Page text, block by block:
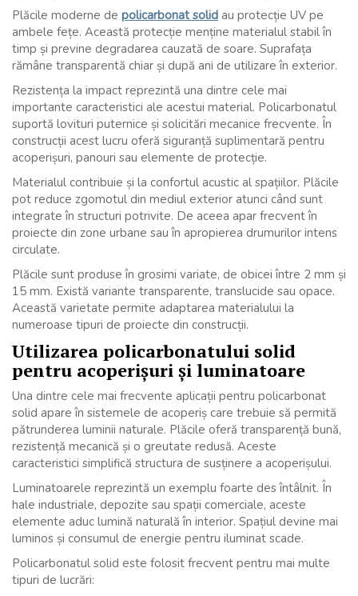
Plăcile moderne de policarbonat solid au protecție UV pe
ambele fețe. Această protecție menține materialul stabil în
timp și previne degradarea cauzată de soare. Suprafața
rămâne transparentă chiar și după ani de utilizare în exterior.
Rezistența la impact reprezintă una dintre cele mai
importante caracteristici ale acestui material. Policarbonatul
suportă lovituri puternice și solicitări mecanice frecvente. În
construcții acest lucru oferă siguranță suplimentară pentru
acoperișuri, panouri sau elemente de protecție.
Materialul contribuie și la confortul acustic al spațiilor. Plăcile
pot reduce zgomotul din mediul exterior atunci când sunt
integrate în structuri potrivite. De aceea apar frecvent în
proiecte din zone urbane sau în apropierea drumurilor intens
circulate.
Plăcile sunt produse în grosimi variate, de obicei între 2 mm și
15 mm. Există variante transparente, translucide sau opace.
Această varietate permite adaptarea materialului la
numeroase tipuri de proiecte din construcții.
Utilizarea policarbonatului solid
pentru acoperișuri și luminatoare
Una dintre cele mai frecvente aplicații pentru policarbonat
solid apare în sistemele de acoperiș care trebuie să permită
pătrunderea luminii naturale. Plăcile oferă transparență bună,
rezistență mecanică și o greutate redusă. Aceste
caracteristici simplifică structura de susținere a acoperișului.
Luminatoarele reprezintă un exemplu foarte des întâlnit. În
hale industriale, depozite sau spații comerciale, aceste
elemente aduc lumină naturală în interior. Spațiul devine mai
luminos și consumul de energie pentru iluminat scade.
Policarbonatul solid este folosit frecvent pentru mai multe
tipuri de lucrări: